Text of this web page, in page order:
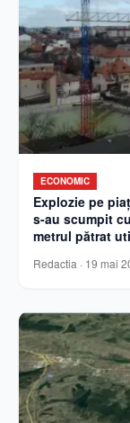
ECONOMIC
Explozie pe
s-au scumpit
metrul pătrat
Redactia · 19 mai